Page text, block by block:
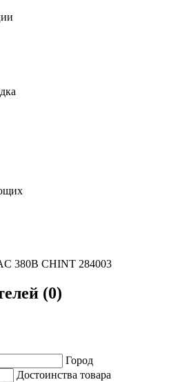
380В CHINT 284003
(0)
Город
Достоинства товара